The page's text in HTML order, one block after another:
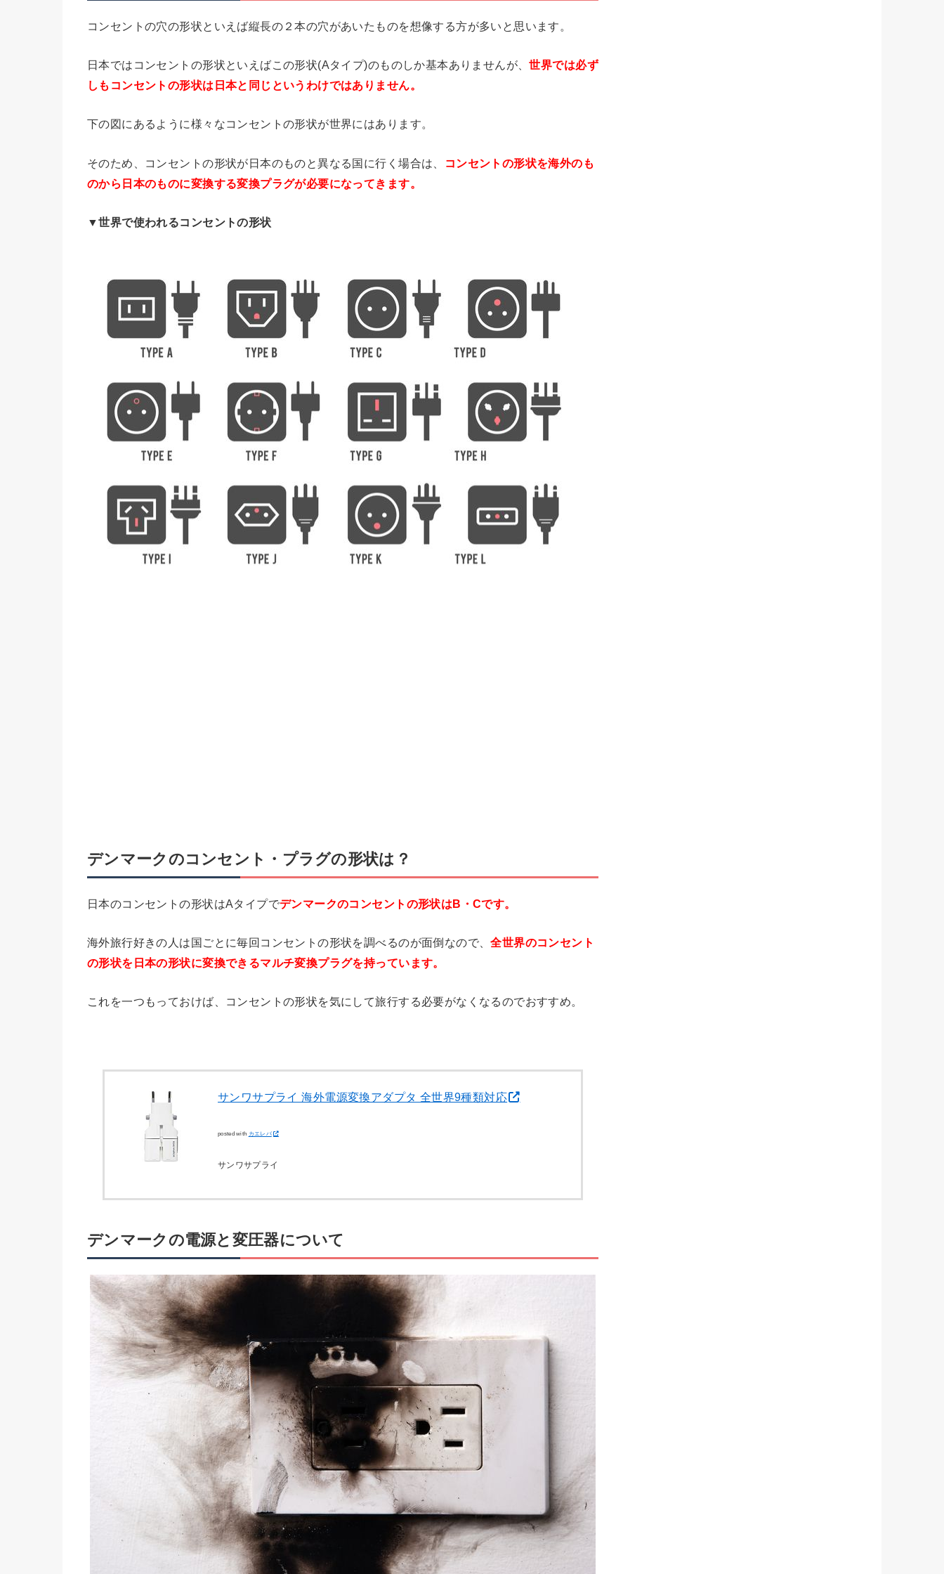
コンセントの穴の形状といえば縦長の２本の穴があいたものを想像する方が多いと思います。
日本ではコンセントの形状といえばこの形状(Aタイプ)のものしか基本ありませんが、世界では必ず
しもコンセントの形状は日本と同じというわけではありません。
下の図にあるように様々なコンセントの形状が世界にはあります。
そのため、コンセントの形状が日本のものと異なる国に行く場合は、
コンセントの形状を海外のも
のから日本のものに変換する変換プラグが必要になってきます。
▼世界で使われるコンセントの形状
デンマークのコンセント・プラグの形状は？
日本のコンセントの形状はAタイプでデンマークのコンセントの形状はB・Cです。
海外旅行好きの人は国ごとに毎回コンセントの形状を調べるのが面倒なので、全世界のコンセント
の形状を日本の形状に変換できるマルチ変換プラグを持っています。
これを一つもっておけば、コンセントの形状を気にして旅行する必要がなくなるのでおすすめ。
サンワサプライ 海外電源変換アダプタ 全世界9種類対応
posted with カエレバ
サンワサプライ
デンマークの電源と変圧器について